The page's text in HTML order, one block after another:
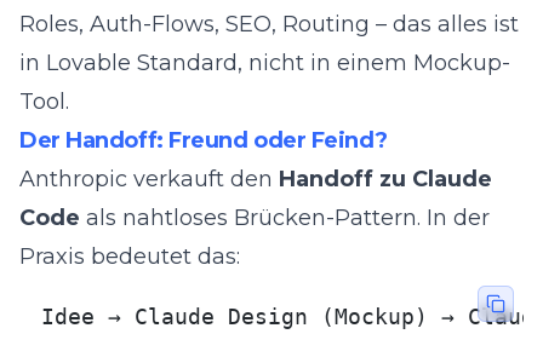
Roles, Auth-Flows, SEO, Routing – das alles ist
in Lovable Standard, nicht in einem Mockup-
Tool.
Der Handoff: Freund oder Feind?
Anthropic verkauft den Handoff zu Claude
Code als nahtloses Brücken-Pattern. In der
Praxis bedeutet das:
Idee → Claude Design (Mockup) →